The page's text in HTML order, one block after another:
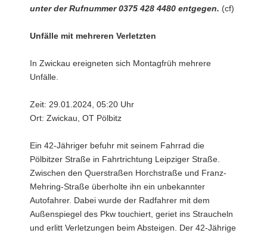
unter der Rufnummer 0375 428 4480 entgegen. (cf)
Unfälle mit mehreren Verletzten
In Zwickau ereigneten sich Montagfrüh mehrere
Unfälle.
Zeit: 29.01.2024, 05:20 Uhr
Ort: Zwickau, OT Pölbitz
Ein 42-Jähriger befuhr mit seinem Fahrrad die
Pölbitzer Straße in Fahrtrichtung Leipziger Straße.
Zwischen den Querstraßen Horchstraße und Franz-
Mehring-Straße überholte ihn ein unbekannter
Autofahrer. Dabei wurde der Radfahrer mit dem
Außenspiegel des Pkw touchiert, geriet ins Straucheln
und erlitt Verletzungen beim Absteigen. Der 42-Jährige